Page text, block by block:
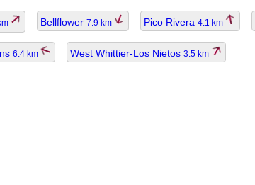
Bellflower 7.9 km Pico Rivera 4.1 km
6.4 km West Whittier-Los Nietos 3.5 km